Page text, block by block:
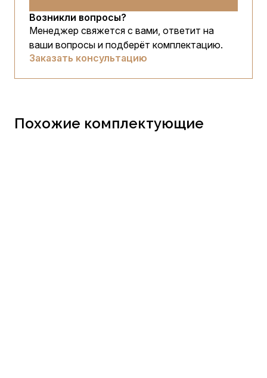
Возникли вопросы?
Менеджер свяжется с вами, ответит на
ваши вопросы и подберёт комплектацию.
Заказать консультацию
Похожие комплектующие